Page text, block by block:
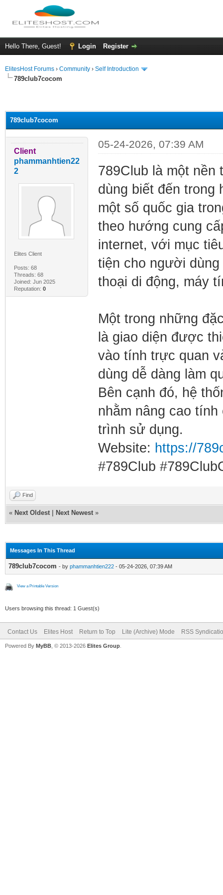
Hello There, Guest! Login Register
ElitesHost Forums › Community › Self Introduction
789club7cocom
789club7cocom
Client
phammanhtien22
2
Elites Client
Posts: 68
Threads: 68
Joined: Jun 2025
Reputation: 0
05-24-2026, 07:39 AM
789Club là một
dùng biết đến trong
một số quốc gia
theo hướng cung
internet, với mục
tiện cho người
thoại di động, máy
Một trong những
là giao diện được
vào tính trực quan
dùng dễ dàng làm
Bên cạnh đó, hệ
nhằm nâng cao
trình sử dụng.
Website: https://
#789Club
Find
« Next Oldest Next Newest »
Messages In This Thread
789club7cocom - by phammanhtien222 - 05-24-2026, 07:39 AM
View a Printable Version
Users browsing this thread: 1 Guest(s)
Contact Us Elites Host Return to Top Lite (Archive) Mode RSS
Powered By MyBB , © 2013-2026 Elites Group